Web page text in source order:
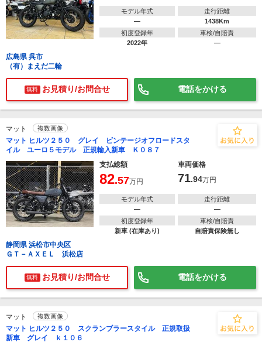
モデル年式
―
走行距離
1438Km
初度登録年
2022年
車検/自賠責
―
広島県 呉市
（有）まえだ二輪
無料 お見積り/お問合せ 電話をかける
マット 複数画像
マット ヒルツ２５０ グレイ ビンテージオフロードスタ
イル ユーロ５モデル 正規輸入新車 Ｋ０８７
支払総額
車両価格
82.57万円 71.94万円
モデル年式
―
走行距離
―
初度登録年
新車 (在庫あり)
車検/自賠責
自賠責保険無し
静岡県 浜松市中央区
ＧＴ－ＡＸＥＬ 浜松店
無料 お見積り/お問合せ 電話をかける
マット 複数画像
マット ヒルツ２５０ スクランブラースタイル 正規取扱
新車 グレイ ｋ１０６